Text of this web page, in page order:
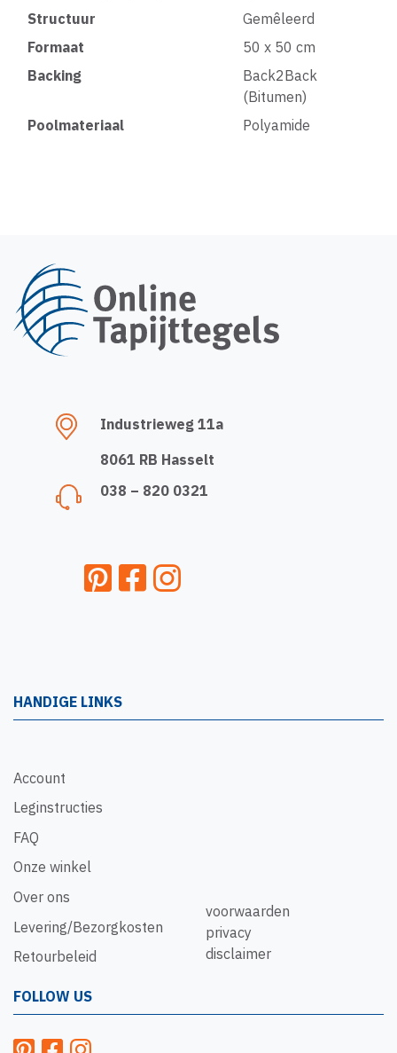
Structuur
Gemêleerd
Formaat
50 x 50 cm
Backing
Back2Back
(Bitumen)
Poolmateriaal
Polyamide
Industrieweg 11a
8061 RB Hasselt
038 – 820 0321
HANDIGE LINKS
Account
Leginstructies
FAQ
Onze winkel
Over ons
Levering/Bezorgkosten
Retourbeleid
voorwaarden
privacy
disclaimer
FOLLOW US